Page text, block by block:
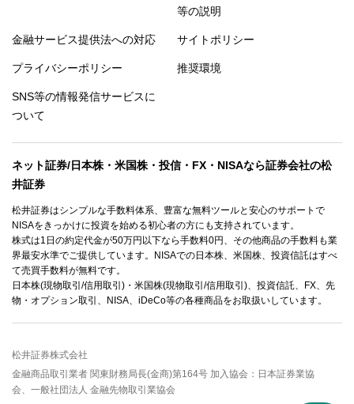
等の説明
金融サービス提供法への対応 サイトポリシー
プライバシーポリシー 推奨環境
SNS等の情報発信サービスに
ついて
ネット証券/日本株・米国株・投信・FX・NISAなら証券会社の松
井証券
松井証券はシンプルな手数料体系、豊富な無料ツールと安心のサポートで
NISAをきっかけに投資を始める初心者の方にも支持されています。
株式は1日の約定代金が50万円以下なら手数料0円、その他商品の手数料も業
界最安水準でご提供しています。NISAでの日本株、米国株、投資信託はすべ
て売買手数料が無料です。
日本株(現物取引/信用取引)・米国株(現物取引/信用取引)、投資信託、FX、先
物・オプション取引、NISA、iDeCo等の各種商品をお取扱いしています。
松井証券株式会社
金融商品取引業者 関東財務局長(金商)第164号 加入協会：日本証券業協
会、一般社団法人 金融先物取引業協会